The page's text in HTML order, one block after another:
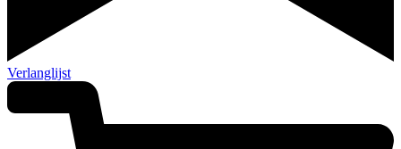
Verlanglijst